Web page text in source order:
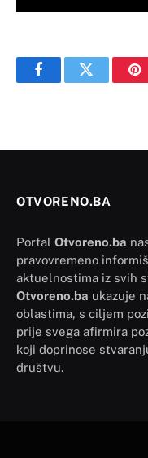
FacebookTwitter
OTVORENO.BA
Portal Otvoreno.ba
pravovremeno
aktuelnostima iz svih
Otvoreno.ba ukazuje
oblastima, s ciljem
prije svega afirmira
koji doprinose
društvu.